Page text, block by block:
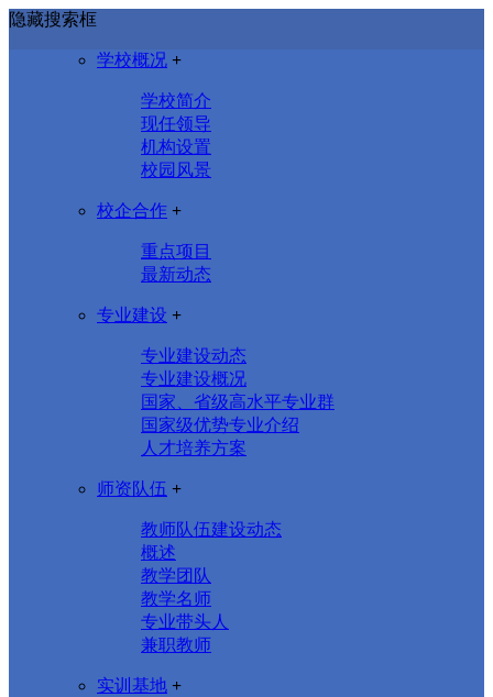
隐藏搜索框
学校概况 +
学校简介
现任领导
机构设置
校园风景
校企合作 +
重点项目
最新动态
专业建设 +
专业建设动态
专业建设概况
国家、省级高水平专业群
国家级优势专业介绍
人才培养方案
师资队伍 +
教师队伍建设动态
概述
教学团队
教学名师
专业带头人
兼职教师
实训基地 +